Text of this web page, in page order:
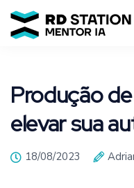
Produção
elevar sua
18/08/2023